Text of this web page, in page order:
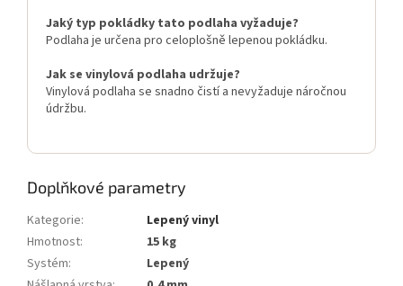
Jaký typ pokládky tato podlaha vyžaduje?
Podlaha je určena pro celoplošně lepenou pokládku.
Jak se vinylová podlaha udržuje?
Vinylová podlaha se snadno čistí a nevyžaduje náročnou
údržbu.
Doplňkové parametry
Kategorie:
Lepený vinyl
Hmotnost:
15 kg
Systém:
Lepený